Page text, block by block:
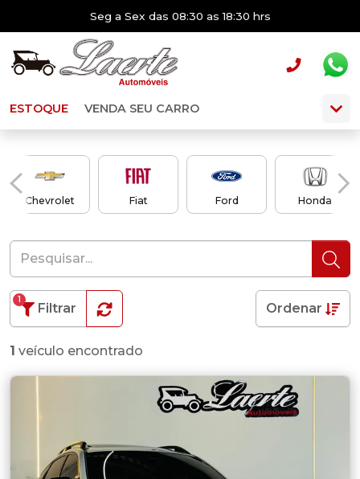
Seg a Sex das 08:30 as 18:30 hrs
ESTOQUE VENDA SEU CARRO
Chevrolet Fiat Ford Honda
Filtrar
1
Ordenar
1 veículo encontrado